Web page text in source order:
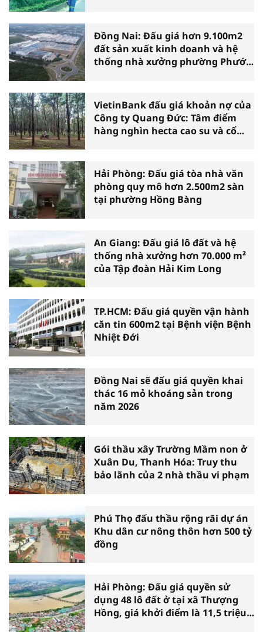
Đồng Nai: Đấu giá hơn 9.100m2
đất sản xuất kinh doanh và hệ
thống nhà xưởng phường Phước
VietinBank đấu giá khoản nợ của
Công ty Quang Đức: Tâm điểm
hàng nghìn hecta cao su và cổ
Hải Phòng: Đấu giá tòa nhà văn
phòng quy mô hơn 2.500m2 sàn
tại phường Hồng Bàng
An Giang: Đấu giá lô đất và hệ
thống nhà xưởng hơn 70.000 m²
của Tập đoàn Hải Kim Long
TP.HCM: Đấu giá quyền vận hành
căn tin 600m2 tại Bệnh viện Bệnh
Nhiệt Đới
Đồng Nai sẽ đấu giá quyền khai
thác 16 mỏ khoáng sản trong
năm 2026
Gói thầu xây Trường Mầm non ở
Xuân Du, Thanh Hóa: Truy thu
bảo lãnh của 2 nhà thầu vi phạm
Phú Thọ đấu thầu rộng rãi dự án
Khu dân cư nông thôn hơn 500 tỷ
đồng
Hải Phòng: Đấu giá quyền sử
dụng 48 lô đất ở tại xã Thượng
Hồng, giá khởi điểm là 11,5 triệu